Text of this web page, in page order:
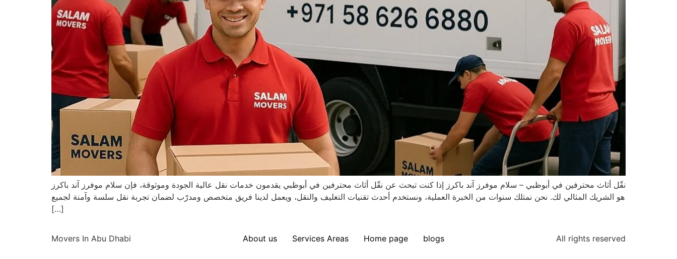
نقّل أثاث محترفین في أبوظبي – سلام موفرز آند باكرز إذا كنت تبحث عن نقّل أثاث محترفین في أبوظبي يقدمون خدمات نقل عالية الجودة وموثوقة، فإن سلام موفرز آند باكرز
هو الشريك المثالي لك. نحن نمتلك سنوات من الخبرة العملية، ونستخدم أحدث تقنيات التغليف والنقل، ويعمل لدينا فريق متخصص ومدرّب لضمان تجربة نقل سلسة وآمنة لجميع
[…]
Movers In Abu Dhabi About us Services Areas Home page blogs All rights reserved